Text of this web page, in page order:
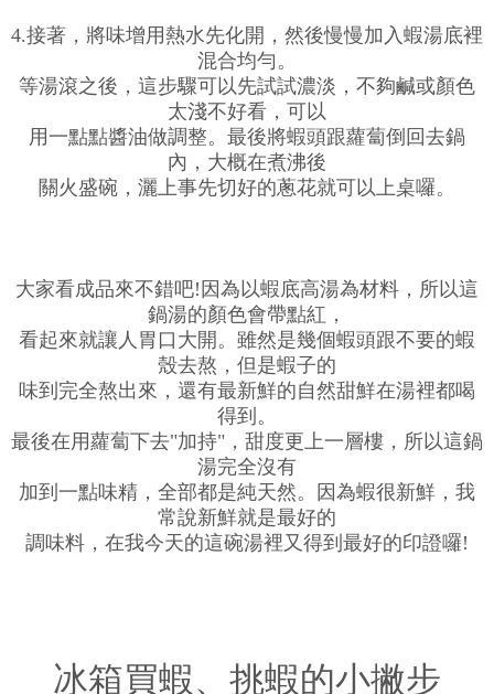
4.接著，將味增用熱水先化開，然後慢慢加入蝦湯底裡
混合均勻。
等湯滾之後，這步驟可以先試試濃淡，不夠鹹或顏色
太淺不好看，可以
用一點點醬油做調整。最後將蝦頭跟蘿蔔倒回去鍋
內，大概在煮沸後
關火盛碗，灑上事先切好的蔥花就可以上桌囉。
大家看成品來不錯吧!因為以蝦底高湯為材料，所以這
鍋湯的顏色會帶點紅，
看起來就讓人胃口大開。雖然是幾個蝦頭跟不要的蝦
殼去熬，但是蝦子的
味到完全熬出來，還有最新鮮的自然甜鮮在湯裡都喝
得到。
最後在用蘿蔔下去"加持"，甜度更上一層樓，所以這鍋
湯完全沒有
加到一點味精，全部都是純天然。因為蝦很新鮮，我
常說新鮮就是最好的
調味料，在我今天的這碗湯裡又得到最好的印證囉!
冰箱買蝦、挑蝦的小撇步